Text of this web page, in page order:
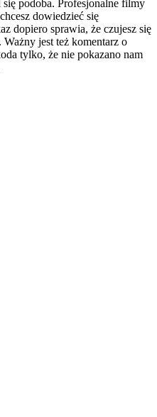
podoba. Profesjonalne filmy
dowiedzieć się
dopiero sprawia, że czujesz się
jest też komentarz o
tylko, że nie pokazano nam